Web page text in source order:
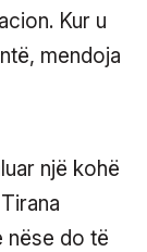
Kur u
mendoja
një kohë
nëse do të